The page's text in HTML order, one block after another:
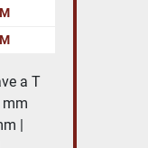
a T
|